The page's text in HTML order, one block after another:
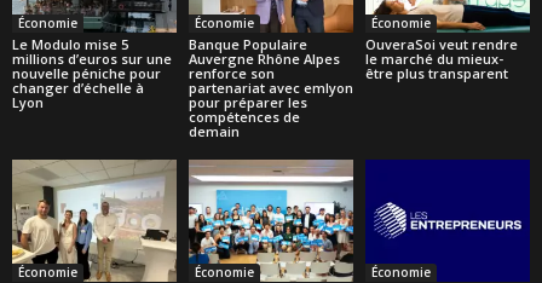
Économie
Le Modulo mise 5
millions d’euros sur une
nouvelle péniche pour
changer d’échelle à
Lyon
Économie
Banque Populaire
Auvergne Rhône Alpes
renforce son
partenariat avec emlyon
pour préparer les
compétences de
demain
Économie
OuveraSoi veut rendre
le marché du mieux-
être plus transparent
Économie Économie Économie